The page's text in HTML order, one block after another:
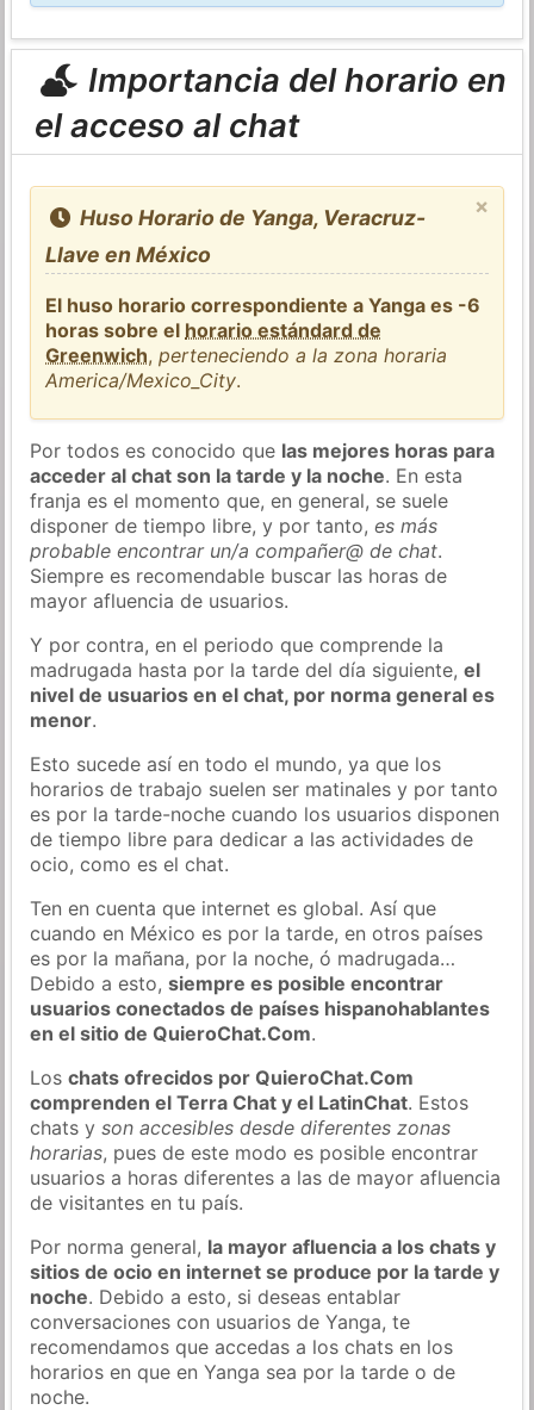
Importancia del horario en
el acceso al chat
×
Huso Horario de Yanga, Veracruz-
Llave en México
El huso horario correspondiente a Yanga es -6
horas sobre el horario estándard de
Greenwich,perteneciendo a la zona horaria
America/Mexico_City.
Por todos es conocido que las mejores horas para
acceder al chat son la tarde y la noche. En esta
franja es el momento que, en general, se suele
disponer de tiempo libre, y por tanto,es más
probable encontrar un/a compañer@ de chat.
Siempre es recomendable buscar las horas de
mayor afluencia de usuarios.
Y por contra, en el periodo que comprende la
madrugada hasta por la tarde del día siguiente,el
nivel de usuarios en el chat, por norma general es
menor.
Esto sucede así en todo el mundo, ya que los
horarios de trabajo suelen ser matinales y por tanto
es por la tarde-noche cuando los usuarios disponen
de tiempo libre para dedicar a las actividades de
ocio, como es el chat.
Ten en cuenta que internet es global. Así que
cuando en México es por la tarde, en otros países
es por la mañana, por la noche, ó madrugada…
Debido a esto,siempre es posible encontrar
usuarios conectados de países hispanohablantes
en el sitio de QuieroChat.Com.
Loschats ofrecidos por QuieroChat.Com
comprenden el Terra Chat y el LatinChat. Estos
chats yson accesibles desde diferentes zonas
horarias, pues de este modo es posible encontrar
usuarios a horas diferentes a las de mayor afluencia
de visitantes en tu país.
Por norma general, la mayor afluencia a los chats y
sitios de ocio en internet se produce por la tarde y
noche. Debido a esto, si deseas entablar
conversaciones con usuarios de Yanga, te
recomendamos que accedas a los chats en los
horarios en que en Yanga sea por la tarde o de
noche.